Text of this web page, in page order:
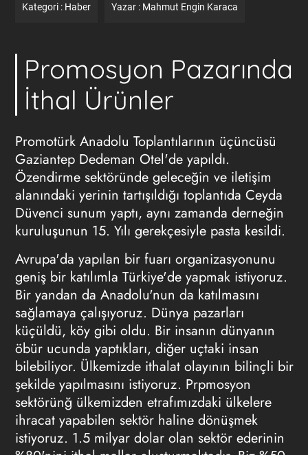
Kategori : Haber Yazar : Mahmut Engin Karaca
Promosyon Pazarında
İthal Ürünler
Promotürk Anadolu Toplantılarının üçüncüsü
Gaziantep Dedeman Otel'de yapıldı.
Özendirme sektöründe geleceğin ve iletişim
alanındaki yerinin tartışıldığı toplantıda Ceyda
Düvenci sunum yaptı, aynı zamanda derneğin
kuruluşunun 15. Yılı gerekçesiyle pasta kesildi.
Avrupa'da yapılan bir fuarı organizasyonunu
geniş bir katılımla Türkiye'de yapmak istiyoruz.
Bir yandan da Anadolu'nun da katılmasını
sağlamaya çalışıyoruz. Dünya pazarları
küçüldü, köy gibi oldu. Bir insanın dünyanın
öbür ucunda yaptıkları, diğer uçtaki insan
bilebiliyor. Ülkemizde ithalat olayının bilinçli bir
şekilde yapılmasını istiyoruz. Prpmosyon
sektörünğ ülkemizden etrafımızdaki ülkelere
ihracat yapabilen sektör haline dönüşmek
istiyoruz. 1.5 milyar dolar olan sektör ederinin